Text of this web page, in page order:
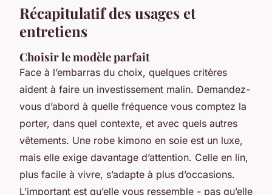
Récapitulatif des usages et
entretiens
Choisir le modèle parfait
Face à l’embarras du choix, quelques critères
aident à faire un investissement malin. Demandez-
vous d’abord à quelle fréquence vous comptez la
porter, dans quel contexte, et avec quels autres
vêtements. Une robe kimono en soie est un luxe,
mais elle exige davantage d’attention. Celle en lin,
plus facile à vivre, s’adapte à plus d’occasions.
L’important est qu’elle vous ressemble - pas qu’elle